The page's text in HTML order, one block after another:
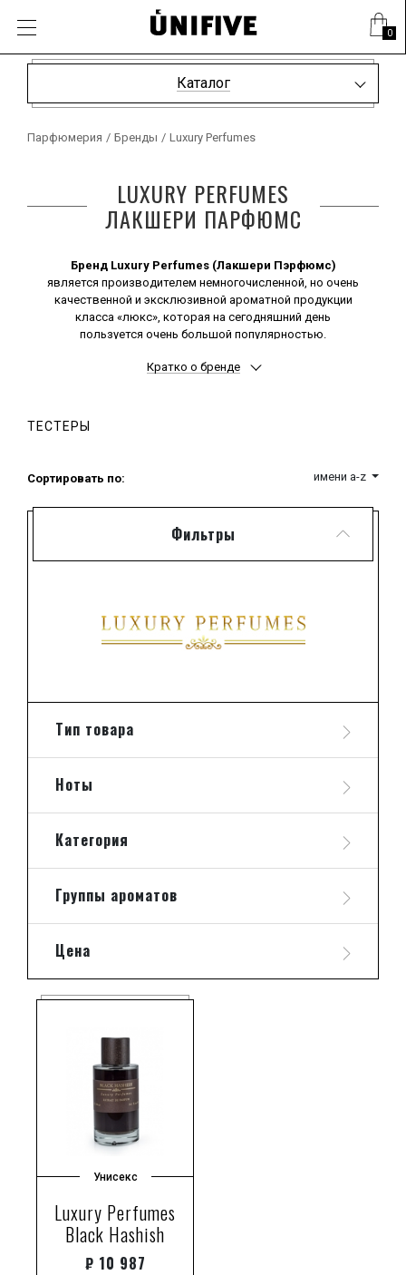
0
Каталог
Парфюмерия / Бренды / Luxury Perfumes
LUXURY PERFUMES
ЛАКШЕРИ ПАРФЮМС
Бренд Luxury Perfumes (Лакшери Пэрфюмс)
является производителем немногочисленной, но очень
качественной и эксклюзивной ароматной продукции
класса «люкс», которая на сегодняшний день
пользуется очень большой популярностью.
потребителей сочетанием высокого качества и
Все восемь композиций отличаются прекрасной
способность нравиться практически всем.
Кратко о бренде
ТЕСТЕРЫ
Фильтры
Тип товара
Ноты
Категория
Группы ароматов
Цена
Сортировать по: имени a-z
Унисекс
Luxury Perfumes
Black Hashish
₽ 10 987